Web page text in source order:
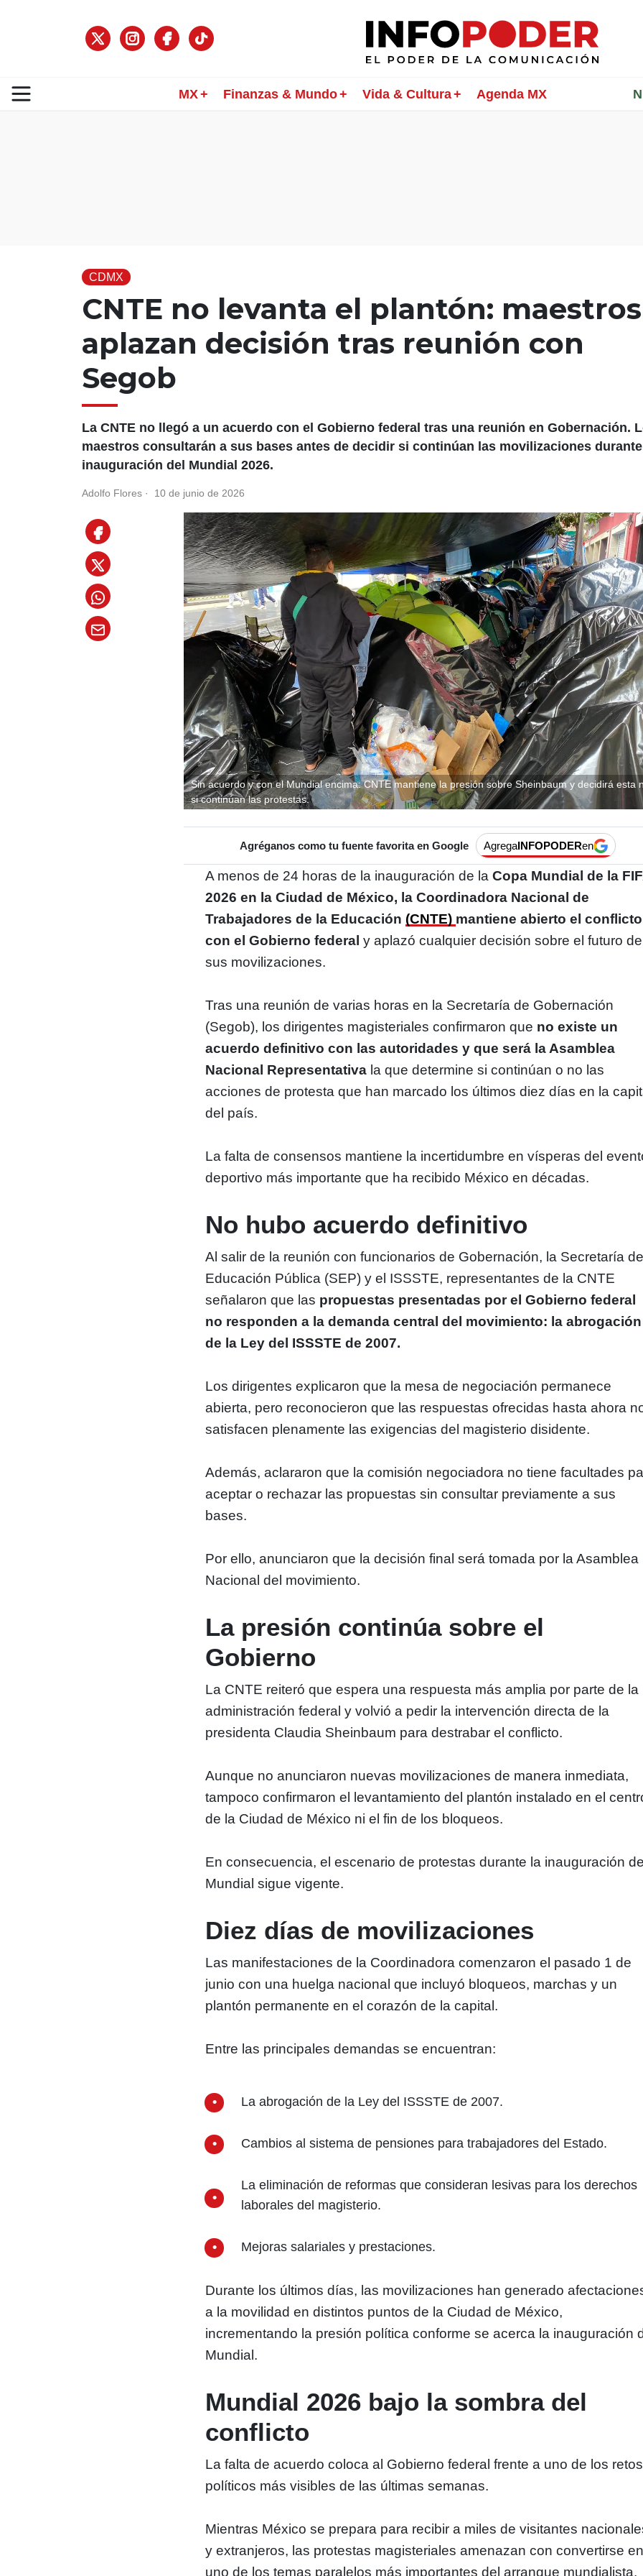
MX Finanzas & Mundo Vida & Cultura Agenda MX
CDMX
CNTE no levanta el plantón: maestros
aplazan decisión tras reunión con
Segob
La CNTE no llegó a un acuerdo con el Gobierno federal tras una reunión en Gobernación.
maestros consultarán a sus bases antes de decidir si continúan las movilizaciones
inauguración del Mundial 2026.
Adolfo Flores · 10 de junio de 2026
Sin acuerdo y con el Mundial encima: CNTE mantiene la presión sobre Sheinbaum y decidirá esta
si continúan las protestas.
Agréganos como tu fuente favorita en Google AgregaINFOPODERen
A menos de 24 horas de la inauguración de la Copa Mundial de la
2026 en la Ciudad de México, la Coordinadora Nacional de
Trabajadores de la Educación (CNTE) mantiene abierto el conflicto
con el Gobierno federal y aplazó cualquier decisión sobre el futuro de
sus movilizaciones.
Tras una reunión de varias horas en la Secretaría de Gobernación
(Segob), los dirigentes magisteriales confirmaron que no existe un
acuerdo definitivo con las autoridades y que será la Asamblea
Nacional Representativa la que determine si continúan o no las
acciones de protesta que han marcado los últimos diez días en la
del país.
La falta de consensos mantiene la incertidumbre en vísperas del
deportivo más importante que ha recibido México en décadas.
No hubo acuerdo definitivo
Al salir de la reunión con funcionarios de Gobernación, la Secretaría
Educación Pública (SEP) y el ISSSTE, representantes de la CNTE
señalaron que las propuestas presentadas por el Gobierno federal
no responden a la demanda central del movimiento: la abrogación
de la Ley del ISSSTE de 2007.
Los dirigentes explicaron que la mesa de negociación permanece
abierta, pero reconocieron que las respuestas ofrecidas hasta ahora
satisfacen plenamente las exigencias del magisterio disidente.
Además, aclararon que la comisión negociadora no tiene facultades
aceptar o rechazar las propuestas sin consultar previamente a sus
bases.
Por ello, anunciaron que la decisión final será tomada por la Asamblea
Nacional del movimiento.
La presión continúa sobre el
Gobierno
La CNTE reiteró que espera una respuesta más amplia por parte de la
administración federal y volvió a pedir la intervención directa de la
presidenta Claudia Sheinbaum para destrabar el conflicto.
Aunque no anunciaron nuevas movilizaciones de manera inmediata,
tampoco confirmaron el levantamiento del plantón instalado en el
de la Ciudad de México ni el fin de los bloqueos.
En consecuencia, el escenario de protestas durante la inauguración
Mundial sigue vigente.
Diez días de movilizaciones
Las manifestaciones de la Coordinadora comenzaron el pasado 1 de
junio con una huelga nacional que incluyó bloqueos, marchas y un
plantón permanente en el corazón de la capital.
Entre las principales demandas se encuentran:
La abrogación de la Ley del ISSSTE de 2007.
Cambios al sistema de pensiones para trabajadores del Estado.
La eliminación de reformas que consideran lesivas para los derechos
laborales del magisterio.
Mejoras salariales y prestaciones.
Durante los últimos días, las movilizaciones han generado
a la movilidad en distintos puntos de la Ciudad de México,
incrementando la presión política conforme se acerca la inauguración
Mundial.
Mundial 2026 bajo la sombra del
conflicto
La falta de acuerdo coloca al Gobierno federal frente a uno de los retos
políticos más visibles de las últimas semanas.
Mientras México se prepara para recibir a miles de visitantes
y extranjeros, las protestas magisteriales amenazan con convertirse
uno de los temas paralelos más importantes del arranque mundialista.